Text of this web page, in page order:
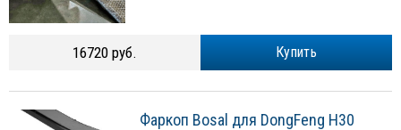
Купить
16720 руб.
Фаркоп Bosal для DongFeng H30